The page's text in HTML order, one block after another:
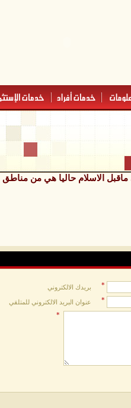
ماقبل الاسلام حاليا هي من
* بريدك الالكتروني
* عنوان البريد الالكتروني للمتلقي
*